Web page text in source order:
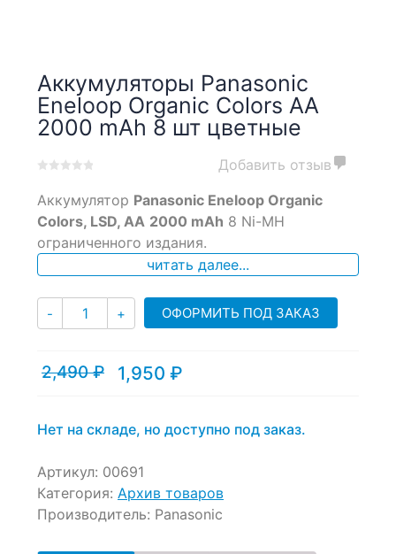
Аккумуляторы Panasonic
Eneloop Organic Colors AA
2000 mAh 8 шт цветные
out
of
on
Добавить отзыв
Аккумулятор Panasonic Eneloop Organic
Colors, LSD, AA 2000 mAh 8 Ni-MH
ограниченного издания.
читать далее...
- Количество
+ ОФОРМИТЬ ПОД ЗАКАЗ
2,490₽
Первоначальная
2,490 ₽.
1,950 ₽
Текущая
Нет на складе, но доступно под заказ.
Артикул: 00691
Категория: Архив товаров
Производитель: Panasonic